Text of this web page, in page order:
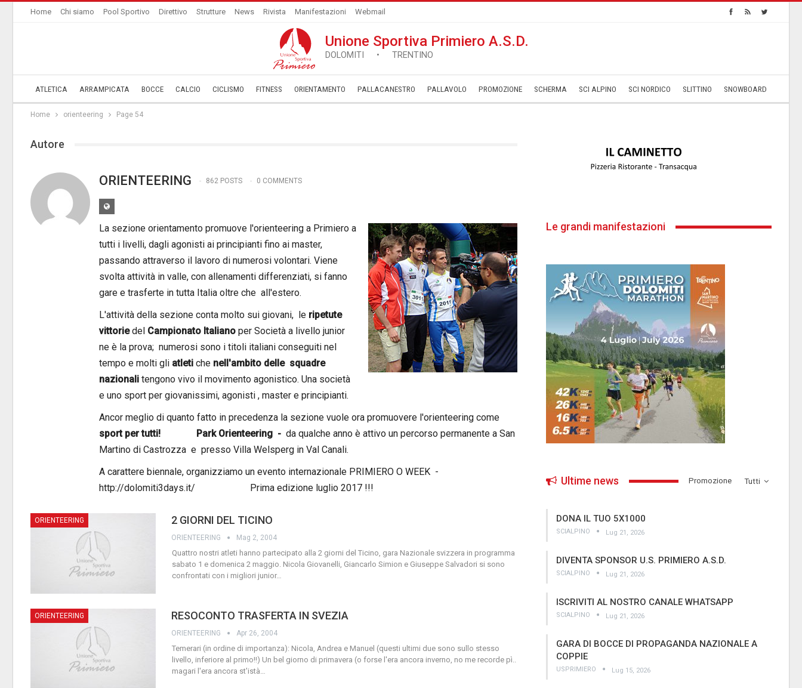
Home Chi siamo Pool Sportivo Direttivo Strutture News Rivista Manifestazioni Webmail
Unione Sportiva Primiero A.S.D.
DOLOMITI • TRENTINO
ATLETICA ARRAMPICATA BOCCE CALCIO CICLISMO FITNESS ORIENTAMENTO PALLACANESTRO PALLAVOLO ­PROMOZIONE SCHERMA SCI ALPINO SCI NORDICO SLITTINO SNOWBOARD
Home orienteering Page 54
Autore
ORIENTEERING 862 POSTS 0 COMMENTS
La sezione orientamento promuove l'orienteering a Primiero a
tutti i livelli, dagli agonisti ai principianti fino ai master,
passando attraverso il lavoro di numerosi volontari. Viene
svolta attività in valle, con allenamenti differenziati, si fanno
gare e trasferte in tutta Italia oltre che all'estero.
L'attività della sezione conta molto sui giovani, le ripetute
vittoriedel Campionato Italiano per Società a livello junior
ne è la prova; numerosi sono i titoli italiani conseguiti nel
tempo e molti gli atleti che nell'ambito delle squadre
nazionali tengono vivo il movimento agonistico. Una società
e uno sport per giovanissimi, agonisti , master e principianti.
Ancor meglio di quanto fatto in precedenza la sezione vuole ora promuovere l'orienteering come
sport per tutti! Park Orienteering - da qualche anno è attivo un percorso permanente a San
Martino di Castrozza e presso Villa Welsperg in Val Canali.
A carattere biennale, organizziamo un evento internazionale PRIMIERO O WEEK -
http://dolomiti3days.it/ Prima edizione luglio 2017 !!!
ORIENTEERING 2 GIORNI DEL TICINO
ORIENTEERING Mag 2, 2004
Quattro nostri atleti hanno partecipato alla 2 giorni del Ticino, gara Nazionale svizzera in programma
sabato 1 e domenica 2 maggio. Nicola Giovanelli, Giancarlo Simion e Giuseppe Salvadori si sono
confrontati con i migliori junior…
ORIENTEERING RESOCONTO TRASFERTA IN SVEZIA
ORIENTEERING Apr 26, 2004
Temerari (in ordine di importanza): Nicola, Andrea e Manuel (questi ultimi due sono sullo stesso
livello, inferiore al primo!!) Un bel giorno di primavera (o forse l'era ancora inverno, no me recorde pì..
magari l'era ancora st'istà
Le grandi manifestazioni
Tutti
Ultime news ­Promozione
DONA IL TUO 5X1000
SCIALPINO Lug 21, 2026
DIVENTA SPONSOR U.S. PRIMIERO A.S.D.
SCIALPINO Lug 21, 2026
ISCRIVITI AL NOSTRO CANALE WHATSAPP
SCIALPINO Lug 21, 2026
GARA DI BOCCE DI PROPAGANDA NAZIONALE A
COPPIE
USPRIMIERO Lug 15, 2026